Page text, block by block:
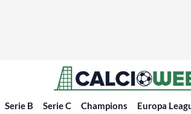
Serie B Serie C Champions Europa